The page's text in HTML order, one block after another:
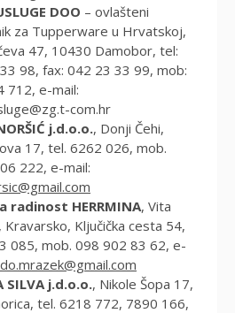
DOO – ovlašteni
za Tupperware u Hrvatskoj,
47, 10430 Damobor, tel:
98, fax: 042 23 33 99, mob:
712, e-mail:
com.hr
j.d.o.o., Donji Čehi,
17, tel. 6262 026, mob.
222, e-mail:
radinost HERRMINA, Vita
Kravarsko, Ključička cesta 54,
085, mob. 098 902 83 62, e-
SILVA j.d.o.o., Nikole Šopa 17,
tel. 6218 772, 7890 166,